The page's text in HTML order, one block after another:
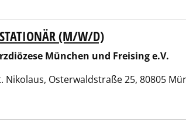
und Freising e.V.
STATIONÄR (M/W/D)
München und Freising e.V.
Nikolaus, Osterwaldstraße 25, 80805